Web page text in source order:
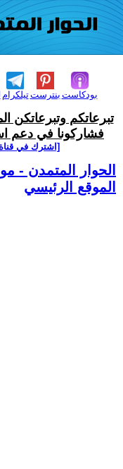
تيلكرامبنترست بودكاست
تبرعاتكم وتبرعاتكن
فشاركونا في دعم
[اشترك في
الحوار المتمدن -
الموقع الرئيسي